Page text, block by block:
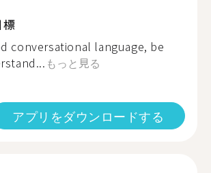
conversational language, be
もっと見る
アプリをダウンロードする